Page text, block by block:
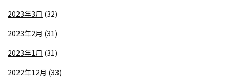
2023年3月 (32)
2023年2月 (31)
2023年1月 (31)
2022年12月 (33)